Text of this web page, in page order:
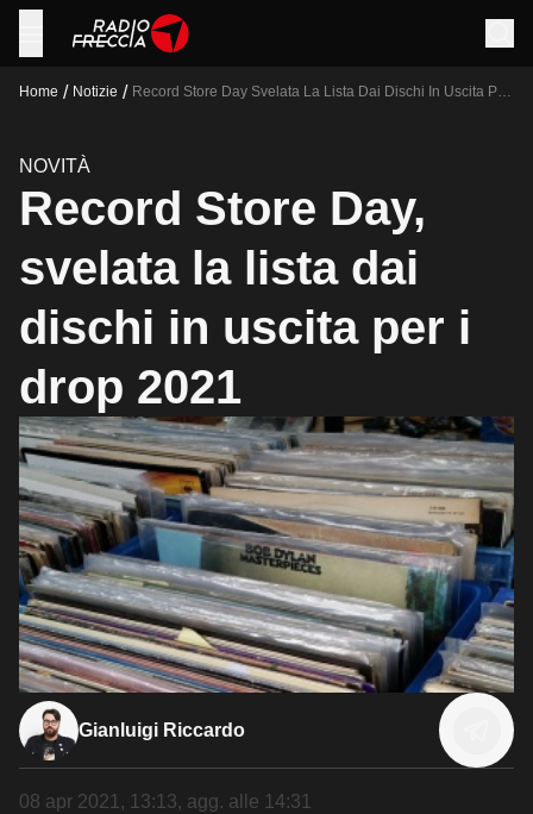
Home / Notizie / Record Store Day Svelata La Lista Dai Dischi In Uscita Per
NOVITÀ
Record Store Day,
svelata la lista dai
dischi in uscita per i
drop 2021
Gianluigi Riccardo
08 apr 2021, 13:13, agg. alle 14:31